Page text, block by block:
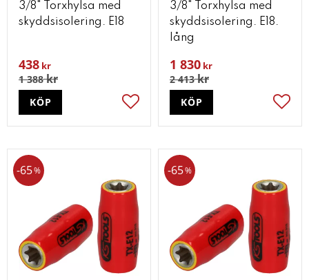
3/8" Torxhylsa med
skyddsisolering. E18
438 kr
1 388kr
Lägg till i favoriter
KÖP
3/8" Torxhylsa med
skyddsisolering. E18.
lång
1 830 kr
2 413kr
KÖP
65% 65%